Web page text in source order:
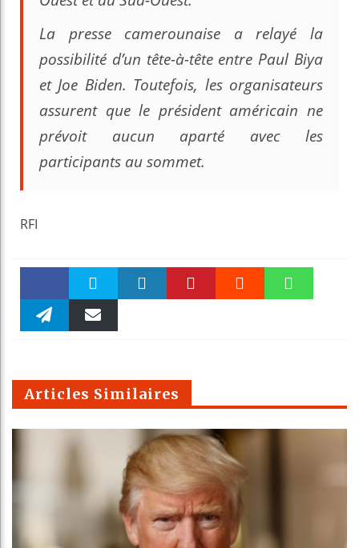
La presse camerounaise a relayé la
possibilité d’un tête-à-tête entre Paul Biya
et Joe Biden. Toutefois, les organisateurs
assurent que le président américain ne
prévoit aucun aparté avec les
participants au sommet.
RFI
Faceboo Twitter
m
Articles Similaires